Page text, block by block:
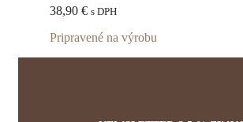
si
môžete
vybrať
38,90 € s DPH
Pripravené na výrobu